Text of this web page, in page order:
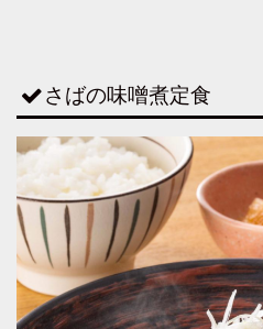
さばの味噌煮定食